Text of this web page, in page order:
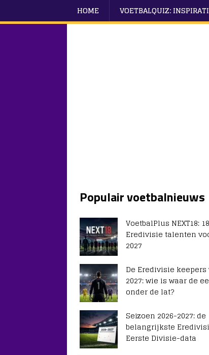
HOME VOETBALQUIZ:
Populair voetbalnieuws
VoetbalPlus NEXT18: 18
Eredivisie talenten
2027
De Eredivisie keepers
2027: wie is waar de
onder de lat?
Seizoen 2026-2027: de
belangrijkste
Eerste Divisie-data